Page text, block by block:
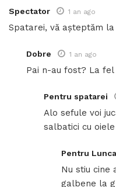
Spectator 1 an ago
Spatarei, vă așteptăm la
Dobre 1 an ago
Pai n-au fost? La fel
Pentru spatarei
Alo sefule voi
salbatici cu
Pentru Lunca
Nu stiu cine
galbene la